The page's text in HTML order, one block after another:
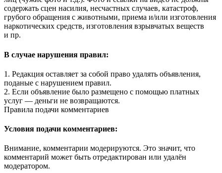
содержать сцен насилия, несчастных случаев, катастроф,
грубого обращения с животными, приема и/или изготовления
наркотических средств, изготовления взрывчатых веществ
и пр.
В случае нарушения правил:
1. Редакция оставляет за собой право удалять объявления,
поданые с нарушением правил.
2. Если объявление было размещено с помощью платных
услуг — деньги не возвращаются.
Правила подачи комментариев
Условия подачи комментариев:
Внимание, комментарии модерируются. Это значит, что
комментарий может быть отредактирован или удалён
модератором.